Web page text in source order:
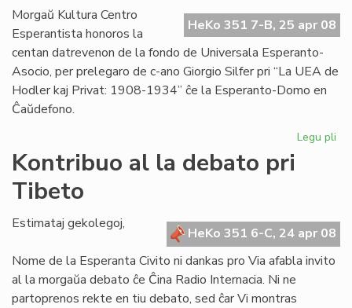
HeKo 351 7-B, 25 apr 08
Morgaŭ Kultura Centro
Esperantista honoros la
centan datrevenon de la fondo de Universala Esperanto-
Asocio, per prelegaro de c-ano Giorgio Silfer pri “La UEA de
Hodler kaj Privat: 1908-1934” ĉe la Esperanto-Domo en
Ĉaŭdefono.
Legu pli
de
Kontribuo al la debato pri
Tibeto
HeKo 351 6-C, 24 apr 08
Estimataj gekolegoj,
Nome de la Esperanta Civito ni dankas pro Via afabla invito
al la morgaŭa debato ĉe Ĉina Radio Internacia. Ni ne
partoprenos rekte en tiu debato, sed ĉar Vi montras